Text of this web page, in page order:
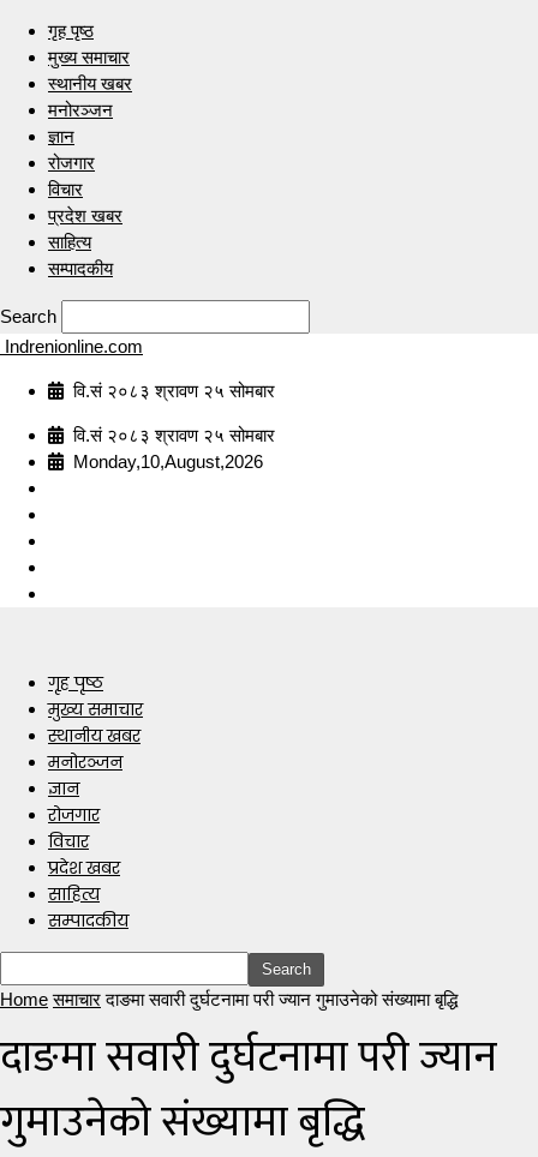
गृह पृष्ठ
मुख्य समाचार
स्थानीय खबर
मनोरञ्जन
ज्ञान
रोजगार
विचार
प्रदेश खबर
साहित्य
सम्पादकीय
Search
Indrenionline.com
वि.सं २०८३ श्रावण २५ सोमबार
वि.सं २०८३ श्रावण २५ सोमबार
Monday,10,August,2026
गृह पृष्ठ
मुख्य समाचार
स्थानीय खबर
मनोरञ्जन
ज्ञान
रोजगार
विचार
प्रदेश खबर
साहित्य
सम्पादकीय
Home समाचार दाङमा सवारी दुर्घटनामा परी ज्यान गुमाउनेको संख्यामा बृद्धि
दाङमा सवारी दुर्घटनामा परी ज्यान
गुमाउनेको संख्यामा बृद्धि